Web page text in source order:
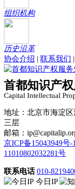
组织机构
历史沿革
协会介绍 | 联系我们 |
首都知识产
Capital Intellectual
地址：北京市海淀
三层
邮箱：
京ICP备15043949号-1
11010802032281号
联系电话 010-
今日IP